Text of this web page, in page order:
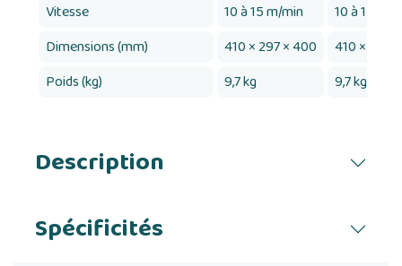
Vitesse
10 à 15 m/min
10 à 15 m/
Dimensions (mm)
410 × 297 × 400
410 × 297
Poids (kg)
9,7 kg 9,7 kg
Description
Spécificités